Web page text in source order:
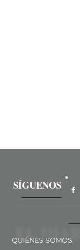
SÍGUENOS
QUIÉNES SOMOS